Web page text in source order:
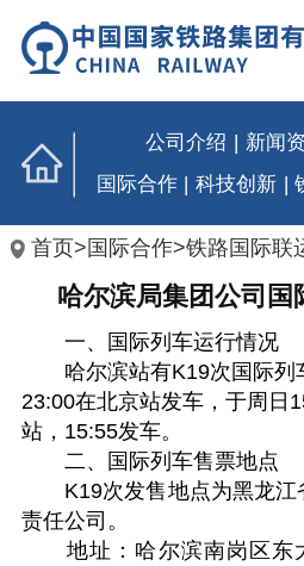
公司介绍 新闻
国际合作 | 科技创新 |
首页>国际合作>铁路国际联
哈尔滨局集团公司国
一、国际列车运行情况
哈尔滨站有K19次国际列
23:00在北京站发车，于周日
站，15:55发车。
二、国际列车售票地点
K19次发售地点为黑龙江
责任公司。
地址：哈尔滨南岗区东